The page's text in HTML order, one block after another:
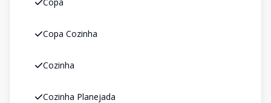
Copa Cozinha
Cozinha
Cozinha Planejada